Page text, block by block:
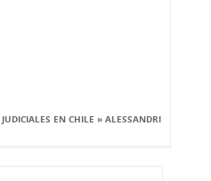
EN CHILE » ALESSANDRI